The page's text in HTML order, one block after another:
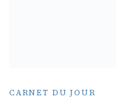
CARNET DU JOUR